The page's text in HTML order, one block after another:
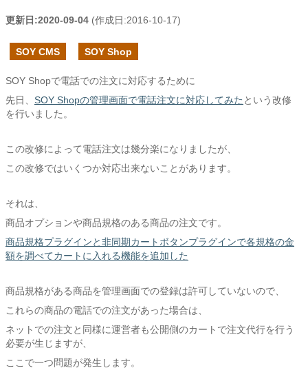
更新日:2020-09-04 (作成日:2016-10-17)
SOY CMS SOY Shop
SOY Shopで電話での注文に対応するために
先日、 SOY Shopの管理画面で電話注文に対応してみた という改修
を行いました。
この改修によって電話注文は幾分楽になりましたが、
この改修ではいくつか対応出来ないことがあります。
それは、
商品オプションや商品規格のある商品の注文です。
商品規格プラグインと非同期カートボタンプラグインで各規格の金
額を調べてカートに入れる機能を追加した
商品規格がある商品を管理画面での登録は許可していないので、
これらの商品の電話での注文があった場合は、
ネットでの注文と同様に運営者も公開側のカートで注文代行を行う
必要が生じますが、
ここで一つ問題が発生します。